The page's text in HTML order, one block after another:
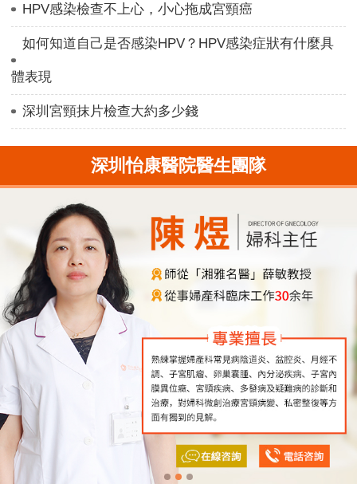
HPV感染檢查不上心，小心拖成宮頸癌
如何知道自己是否感染HPV？HPV感染症狀有什麼具
體表現
深圳宮頸抹片檢查大約多少錢
深圳怡康醫院醫生團隊